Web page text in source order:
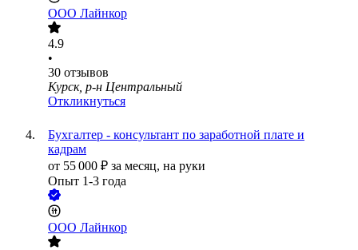
ООО Лайнкор
4.9
•
30 отзывов
Курск, р-н Центральный
Откликнуться
Бухгалтер - консультант по заработной плате и
кадрам
от 55 000 ₽ за месяц, на руки
Опыт 1-3 года
ООО Лайнкор